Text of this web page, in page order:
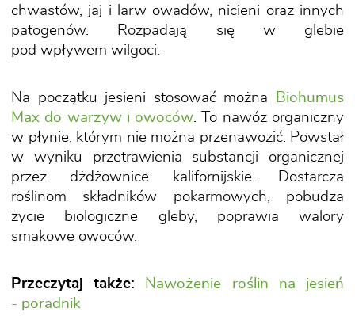
chwastów, jaj i larw owadów, nicieni oraz innych
patogenów. Rozpadają się w glebie
pod wpływem wilgoci.
Na początku jesieni stosować można
Biohumus
Max do warzyw i owoców. To nawóz organiczny
w płynie, którym nie można przenawozić. Powstał
w wyniku przetrawienia substancji organicznej
przez dżdżownice kalifornijskie. Dostarcza
roślinom składników pokarmowych, pobudza
życie biologiczne gleby, poprawia walory
smakowe owoców.
Przeczytaj także:
Nawożenie roślin na jesień
- poradnik